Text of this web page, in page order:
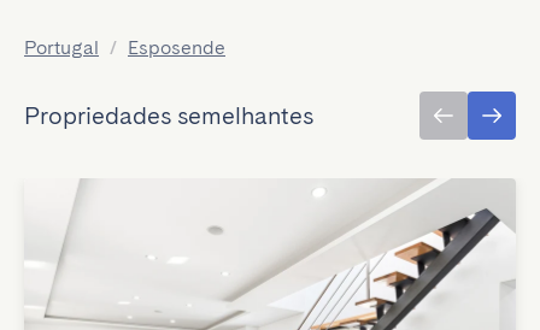
Portugal / Esposende
Propriedades semelhantes